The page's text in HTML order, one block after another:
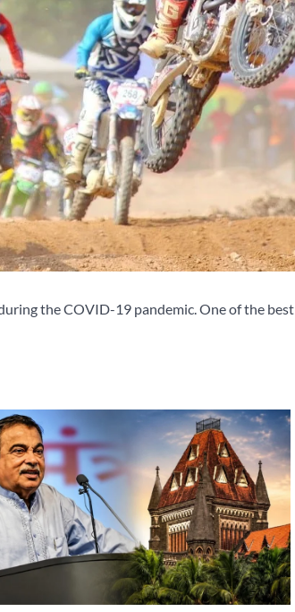
the COVID-19 pandemic. One of the best